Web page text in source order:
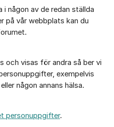
någon av de redan ställda
på vår webbplats kan du
och visas för andra så ber vi
exempelvis
någon annans hälsa.
personuppgifter.